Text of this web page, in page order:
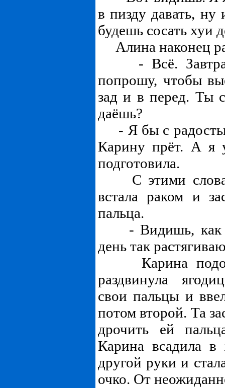
в пизду давать,
будешь сосать хуи
Алина наконец
- Всё. Завтра
попрошу, чтобы
зад и в перед. Ты
даёшь?
- Я бы с
Карину прёт. А я
подготовила.
С этими
встала раком и
пальца.
- Видишь, как
день так
Карина
раздвинула
свои пальцы и
потом второй. Та
дрочить ей
Карина всадила
другой руки и
очко. От